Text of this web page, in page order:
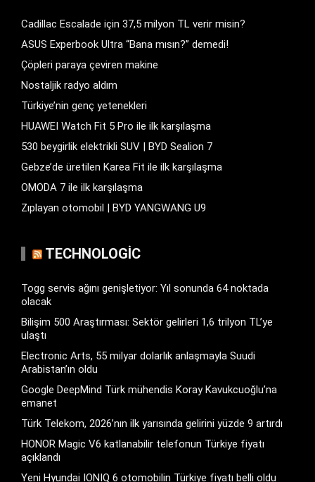
Cadillac Escalade için 37,5 milyon TL verir misin?
ASUS Experbook Ultra “Bana mısın?” demedi!
Çöpleri paraya çeviren makine
Nostaljik radyo aldım
Türkiye’nin genç yetenekleri
HUAWEI Watch Fit 5 Pro ile ilk karşılaşma
530 beygirlik elektrikli SUV | BYD Sealion 7
Gebze’de üretilen Karea Fit ile ilk karşılaşma
OMODA 7 ile ilk karşılaşma
Zıplayan otomobil | BYD YANGWANG U9
TECHNOLOGIC
Togg servis ağını genişletiyor: Yıl sonunda 64 noktada
olacak
Bilişim 500 Araştırması: Sektör gelirleri 1,6 trilyon TL’ye
ulaştı
Electronic Arts, 55 milyar dolarlık anlaşmayla Suudi
Arabistan’ın oldu
Google DeepMind Türk mühendis Koray Kavukcuoğlu’na
emanet
Türk Telekom, 2026’nın ilk yarısında gelirini yüzde 9 artırdı
HONOR Magic V6 katlanabilir telefonun Türkiye fiyatı
açıklandı
Yeni Hyundai IONIQ 6 otomobilin Türkiye fiyatı belli oldu